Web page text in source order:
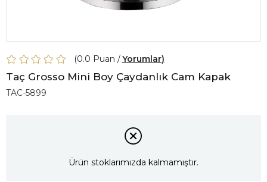
0.0 Yorumlar
Taç Grosso Mini Boy Çaydanlık Cam Kapak
TAC-5899
Ürün stoklarımızda kalmamıştır.